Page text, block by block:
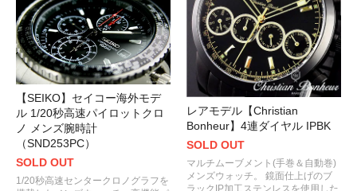
【SEIKO】セイコー海外モデ
ル 1/20秒高速パイロットクロ
ノ メンズ腕時計
（SND253PC）
SOLD OUT
1/20秒高速センタークロノグラフを
レアモデル【Christian
Bonheur】4連ダイヤル IPBK
SOLD OUT
マルチムーブメント(手巻＆自動巻)
メンズウォッチ。 鏡面仕上げのブ
ラックIP加工ステンレスを使用した